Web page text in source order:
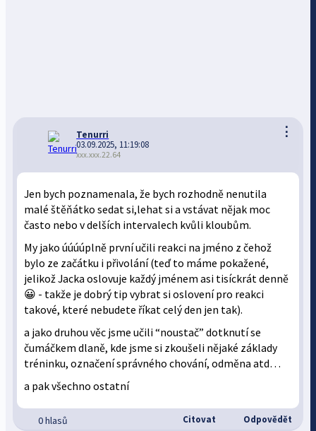
⋮
Tenurri
03.09.2025, 11:19:08
xxx.xxx.22.64
Jen bych poznamenala, že bych rozhodně nenutila
malé štěňátko sedat si,lehat si a vstávat nějak moc
často nebo v delších intervalech kvůli kloubům.
My jako úúúúplně první učili reakci na jméno z čehož
bylo ze začátku i přivolání (teď to máme pokažené,
jelikož Jacka oslovuje každý jménem asi tisíckrát denně
😀 - takže je dobrý tip vybrat si oslovení pro reakci
takové, které nebudete říkat celý den jen tak).
a jako druhou věc jsme učili “noustač” dotknutí se
čumáčkem dlaně, kde jsme si zkoušeli nějaké základy
tréninku, označení správného chování, odměna atd…
a pak všechno ostatní
0 hlasů Citovat Odpovědět